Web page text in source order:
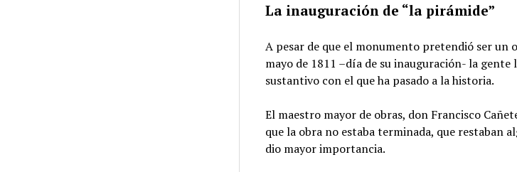
La inauguración de “la pirámide”
A pesar de que el monumento pretendió ser un
mayo de 1811 –día de su inauguración- la gente
sustantivo con el que ha pasado a la historia.
El maestro mayor de obras, don Francisco
que la obra no estaba terminada, que restaban
dio mayor importancia.